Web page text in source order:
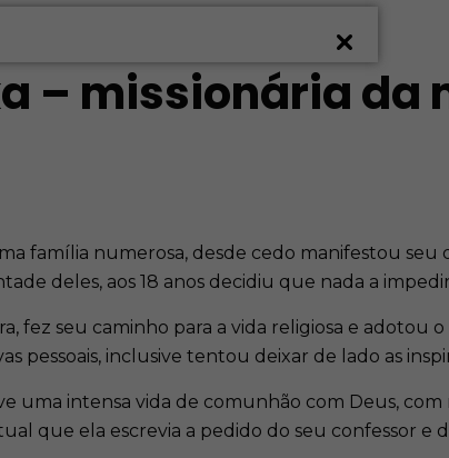
– missionária da
família numerosa, desde cedo manifestou seu
deles, aos 18 anos decidiu que nada a
fez seu caminho para a vida religiosa e adotou
pessoais, inclusive tentou deixar de lado as
uma intensa vida de comunhão com Deus,
que ela escrevia a pedido do seu confessor e